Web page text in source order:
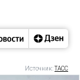
Источник:ТАСС